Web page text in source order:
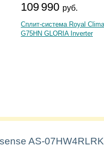
109 990 руб.
Сплит-система Royal
G75HN GLORIA Inverter
AS-